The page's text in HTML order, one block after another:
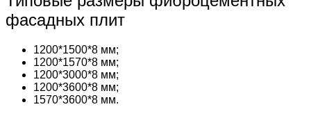
фасадных плит
1200*1500*8 мм;
1200*1570*8 мм;
1200*3000*8 мм;
1200*3600*8 мм;
1570*3600*8 мм.